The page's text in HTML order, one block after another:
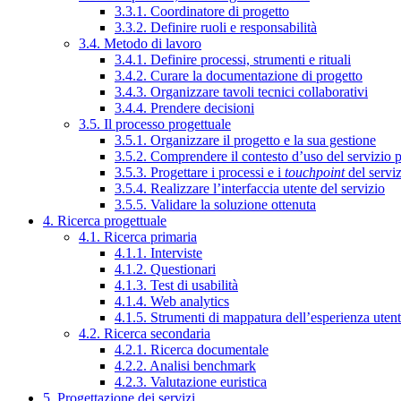
3.3.1. Coordinatore di progetto
3.3.2. Definire ruoli e responsabilità
3.4. Metodo di lavoro
3.4.1. Definire processi, strumenti e rituali
3.4.2. Curare la documentazione di progetto
3.4.3. Organizzare tavoli tecnici collaborativi
3.4.4. Prendere decisioni
3.5. Il processo progettuale
3.5.1. Organizzare il progetto e la sua gestione
3.5.2. Comprendere il contesto d’uso del servizio
3.5.3. Progettare i processi e i touchpointdel
3.5.4. Realizzare l’interfaccia utente del servizio
3.5.5. Validare la soluzione ottenuta
4. Ricerca progettuale
4.1. Ricerca primaria
4.1.1. Interviste
4.1.2. Questionari
4.1.3. Test di usabilità
4.1.4. Web analytics
4.1.5. Strumenti di mappatura dell’esperienza
4.2. Ricerca secondaria
4.2.1. Ricerca documentale
4.2.2. Analisi benchmark
4.2.3. Valutazione euristica
5. Progettazione dei servizi